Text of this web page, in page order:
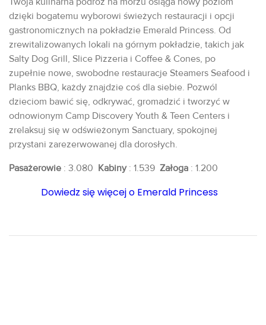
dzięki bogatemu wyborowi świeżych restauracji i opcji
gastronomicznych na pokładzie Emerald Princess. Od
zrewitalizowanych lokali na górnym pokładzie, takich jak
Salty Dog Grill, Slice Pizzeria i Coffee & Cones, po
zupełnie nowe, swobodne restauracje Steamers Seafood i
Planks BBQ, każdy znajdzie coś dla siebie. Pozwól
dzieciom bawić się, odkrywać, gromadzić i tworzyć w
odnowionym Camp Discovery Youth & Teen Centers i
zrelaksuj się w odświeżonym Sanctuary, spokojnej
przystani zarezerwowanej dla dorosłych.
Pasażerowie : 3.080 Kabiny: 1.539 Załoga : 1.200
Dowiedz się więcej o Emerald Princess